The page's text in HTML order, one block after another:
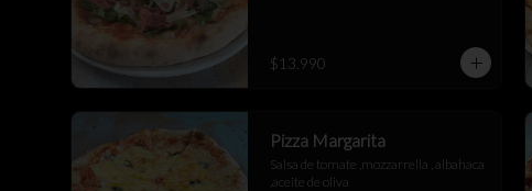
$13.990
Pizza Margarita
Salsa de tomate ,mozzarrella , albahaca
,aceite de oliva